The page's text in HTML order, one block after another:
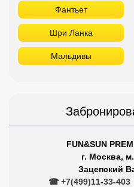
Фантьет
Шри Ланка
Мальдивы
FUN&SUN
г. Москва,
Зацепский
☎ +7(499)11-33-403